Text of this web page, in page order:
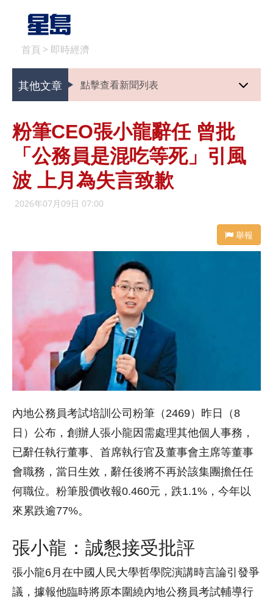
首頁 > 即時經濟
其他文章 點擊查看新聞列表
粉筆CEO張小龍辭任 曾批
「公務員是混吃等死」引風
波 上月為失言致歉
2026年07月09日 07:00
舉報
內地公務員考試培訓公司粉筆（2469）昨日（8
日）公布，創辦人張小龍因需處理其他個人事務，
已辭任執行董事、首席執行官及董事會主席等董事
會職務，當日生效，辭任後將不再於該集團擔任任
何職位。粉筆股價收報0.460元，跌1.1%，今年以
來累跌逾77%。
張小龍：誠懇接受批評
張小龍6月在中國人民大學哲學院演講時言論引發爭
議，據報他臨時將原本圍繞內地公務員考試輔導行